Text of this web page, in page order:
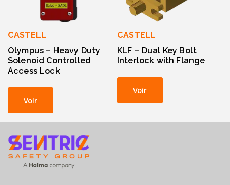
CASTELL
Olympus – Heavy Duty
Solenoid Controlled
Access Lock
Voir
CASTELL
KLF – Dual Key Bolt
Interlock with Flange
Voir